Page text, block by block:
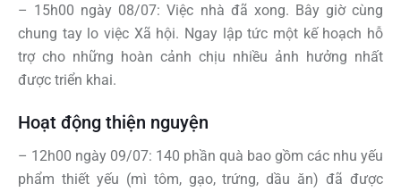
– 15h00 ngày 08/07: Việc nhà đã xong. Bây giờ cùng
chung tay lo việc Xã hội. Ngay lập tức một kế hoạch hỗ
trợ cho những hoàn cảnh chịu nhiều ảnh hưởng nhất
được triển khai.
Hoạt động thiện nguyện
– 12h00 ngày 09/07: 140 phần quà bao gồm các nhu yếu
phẩm thiết yếu (mì tôm, gạo, trứng, dầu ăn) đã được